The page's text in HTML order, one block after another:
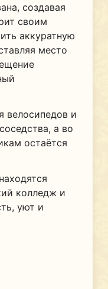
создавая
своим
аккуратную
место
велосипедов и
а во
остаётся
колледж и
уют и